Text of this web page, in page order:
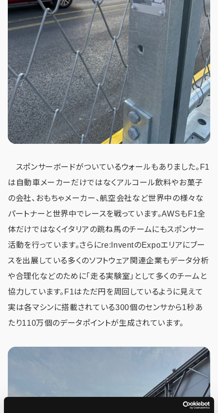
スポンサーボードがついているウォールもありました。F1
は自動車メーカーだけではなくアルコール飲料やお菓子
の会社、おもちゃメーカー、航空会社など世界中の様々な
パートナーと世界中でレースを戦っています。AWSもF1全
体だけではなくイタリアの跳ね馬のチームにもスポンサー
活動を行っています。さらにre:InventのExpoエリアにブー
スを出展している多くのソフトウェア関連企業もデータ分析
や合理化などのために「走る実験室」として多くのチームと
協力しています。F1はただ円を周回しているように見えて
実は各マシンに搭載されている300個のセンサから1秒あ
たり110万個のデータポイントが生成されています。